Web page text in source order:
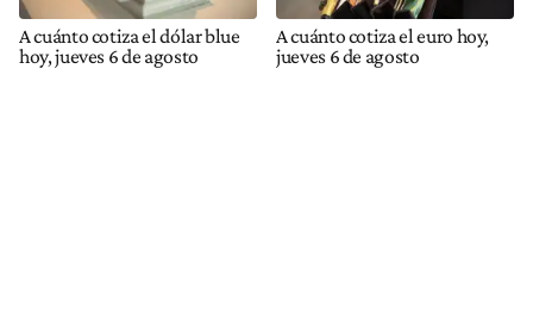
A cuánto cotiza el dólar blue
hoy, jueves 6 de agosto
A cuánto cotiza el euro hoy,
jueves 6 de agosto